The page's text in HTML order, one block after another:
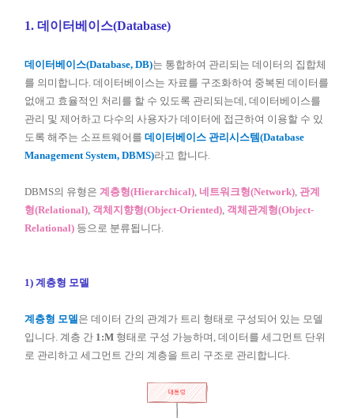
1. 데이터베이스(Database)
데이터베이스(Database, DB)는 통합하여 관리되는 데이터의 집합체
를 의미합니다. 데이터베이스는 자료를 구조화하여 중복된 데이터를
없애고 효율적인 처리를 할 수 있도록 관리되는데, 데이터베이스를
관리 및 제어하고 다수의 사용자가 데이터에 접근하여 이용할 수 있
도록 해주는 소프트웨어를 데이터베이스 관리시스템(Database
Management System, DBMS)라고 합니다.
DBMS의 유형은 계층형(Hierarchical), 네트워크형(Network), 관계
형(Relational), 객체지향형(Object-Oriented), 객체관계형(Object-
Relational)등으로 분류됩니다.
1) 계층형 모델
계층형 모델은 데이터 간의 관계가 트리 형태로 구성되어 있는 모델
입니다. 계층 간 1:M형태로 구성 가능하며, 데이터를 세그먼트 단위
로 관리하고 세그먼트 간의 계층을 트리 구조로 관리합니다.